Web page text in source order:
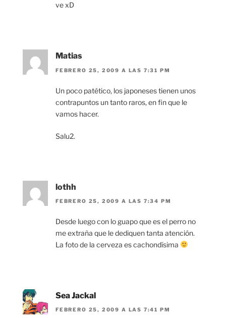
ve xD
Matias
FEBRERO 25, 2009 A LAS 7:31 PM
Un poco patético, los japoneses tienen unos
contrapuntos un tanto raros, en fin que le
vamos hacer.
Salu2.
lothh
FEBRERO 25, 2009 A LAS 7:34 PM
Desde luego con lo guapo que es el perro no
me extraña que le dediquen tanta atención.
La foto de la cerveza es cachondísima
Sea Jackal
FEBRERO 25, 2009 A LAS 7:41 PM